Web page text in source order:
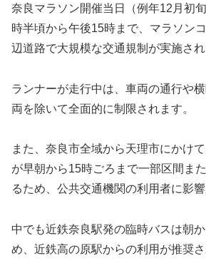
奈良マラソン開催当日（例年12月初
時半頃から午後15時まで、マラソン
辺道路で大規模な交通規制が実施され
ランナーが走行中は、車両の通行や
両を除いて全面的に制限されます。
また、奈良市全域から天理市にかけ
が早朝から15時ごろまで一部区間ま
るため、公共交通機関の利用者に影響
中でも近鉄奈良駅発の臨時バスは朝
め、近鉄高の原駅からの利用が推奨さ